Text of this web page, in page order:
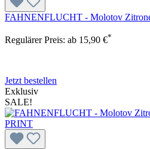
FAHNENFLUCHT - Molotov
Regulärer Preis: ab 15,90 €*
Jetzt bestellen
Exklusiv
SALE!